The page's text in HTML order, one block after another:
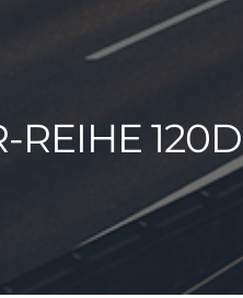
REIHE